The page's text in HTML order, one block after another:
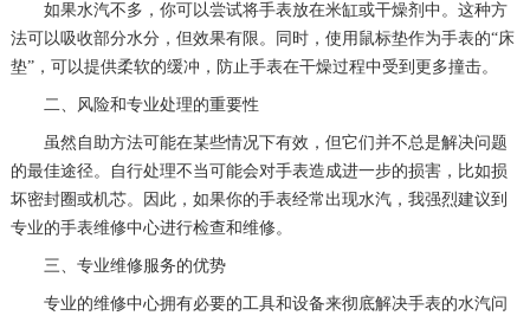
如果水汽不多，你可以尝试将手表放在米缸或干燥剂中。这种方
法可以吸收部分水分，但效果有限。同时，使用鼠标垫作为手表的“床
垫”，可以提供柔软的缓冲，防止手表在干燥过程中受到更多撞击。
二、风险和专业处理的重要性
虽然自助方法可能在某些情况下有效，但它们并不总是解决问题
的最佳途径。自行处理不当可能会对手表造成进一步的损害，比如损
坏密封圈或机芯。因此，如果你的手表经常出现水汽，我强烈建议到
专业的手表维修中心进行检查和维修。
三、专业维修服务的优势
专业的维修中心拥有必要的工具和设备来彻底解决手表的水汽问